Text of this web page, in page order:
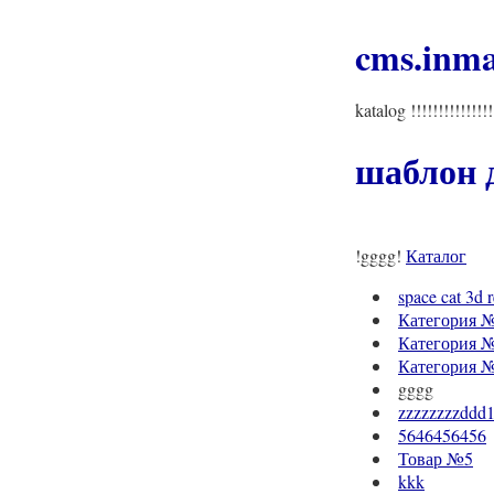
katalog !!!!!!!!!!!!!!!
шаблон
!gggg! Каталог
space cat 3d
Категория
Категория
Категория
gggg
5646456456
Товар №5
kkk